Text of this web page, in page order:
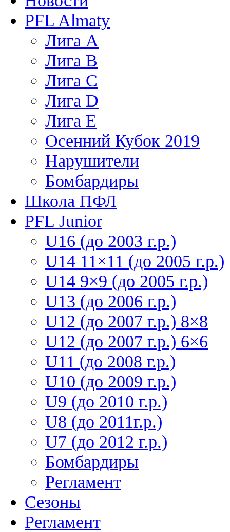
PFL Almaty
Лига A
Лига В
Лига С
Лига D
Лига Е
Осенний Кубок 2019
Нарушители
Бомбардиры
Школа ПФЛ
PFL Junior
U16 (до 2003 г.р.)
U14 11×11 (до 2005 г.р.)
U14 9×9 (до 2005 г.р.)
U13 (до 2006 г.р.)
U12 (до 2007 г.р.) 8×8
U12 (до 2007 г.р.) 6×6
U11 (до 2008 г.р.)
U10 (до 2009 г.р.)
U9 (до 2010 г.р.)
U8 (до 2011г.р.)
U7 (до 2012 г.р.)
Бомбардиры
Регламент
Сезоны
Регламент